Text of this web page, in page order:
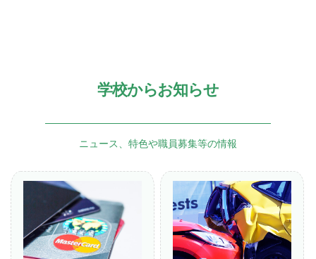
学校からお知らせ
ニュース、特色や職員募集等の情報